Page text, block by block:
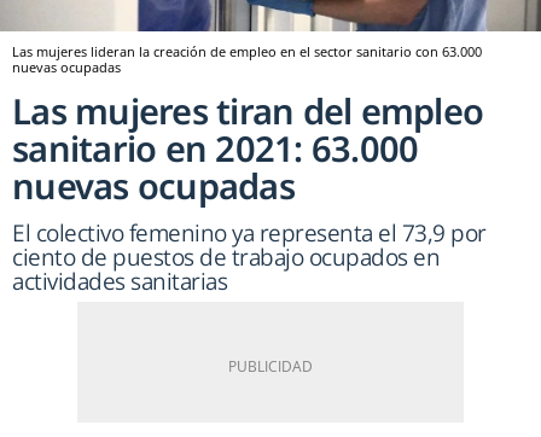
Las mujeres lideran la creación de empleo en el sector sanitario con 63.000
nuevas ocupadas
Las mujeres tiran del empleo
sanitario en 2021: 63.000
nuevas ocupadas
El colectivo femenino ya representa el 73,9 por
ciento de puestos de trabajo ocupados en
actividades sanitarias